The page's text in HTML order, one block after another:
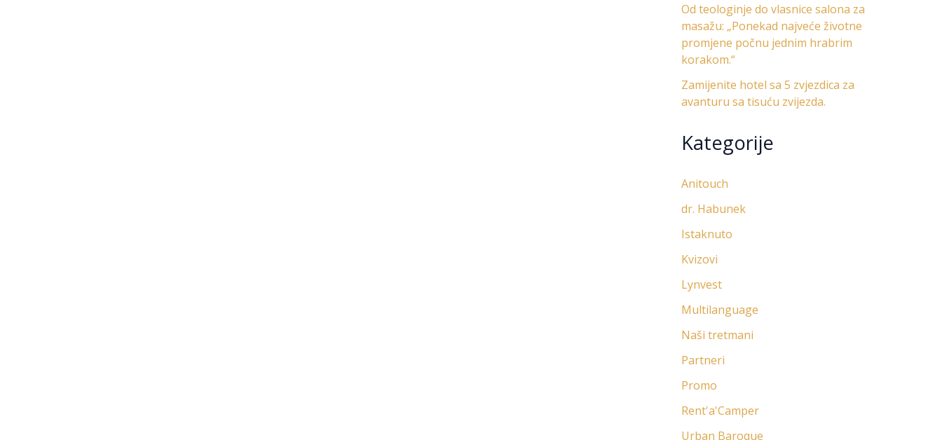
Od teologinje do vlasnice salona za
masažu: „Ponekad najveće životne
promjene počnu jednim hrabrim
korakom.“
Zamijenite hotel sa 5 zvjezdica za
avanturu sa tisuću zvijezda.
Kategorije
Anitouch
dr. Habunek
Istaknuto
Kvizovi
Lynvest
Multilanguage
Naši tretmani
Partneri
Promo
Rent'a'Camper
Urban Baroque